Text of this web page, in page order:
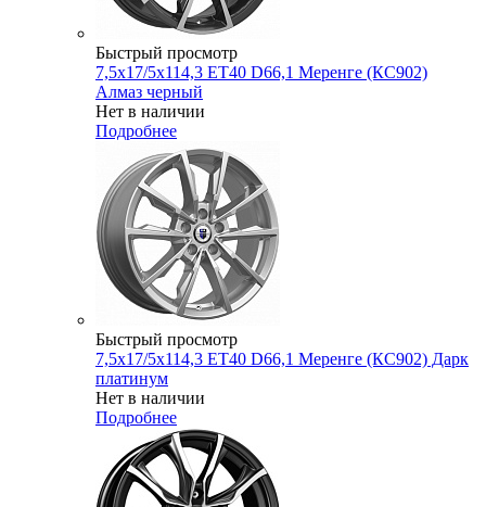
Быстрый просмотр
7,5x17/5x114,3 ET40 D66,1 Меренге (КС902)
Алмаз черный
Нет в наличии
Подробнее
Быстрый просмотр
7,5x17/5x114,3 ET40 D66,1 Меренге (КС902) Дарк
платинум
Нет в наличии
Подробнее